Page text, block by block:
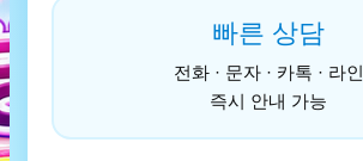
빠른 상담
전화 · 문자 · 카톡 · 라인
즉시 안내 가능